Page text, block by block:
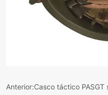
Anterior:Casco táctico PASGT